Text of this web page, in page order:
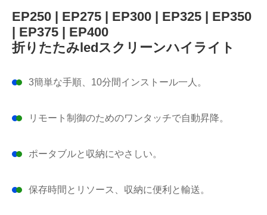
EP250 | EP275 | EP300 | EP325 | EP350
| EP375 | EP400
折りたたみledスクリーンハイライト
3簡単な手順、10分間インストール一人。
リモート制御のためのワンタッチで自動昇降。
ポータブルと収納にやさしい。
保存時間とリソース、収納に便利と輸送。